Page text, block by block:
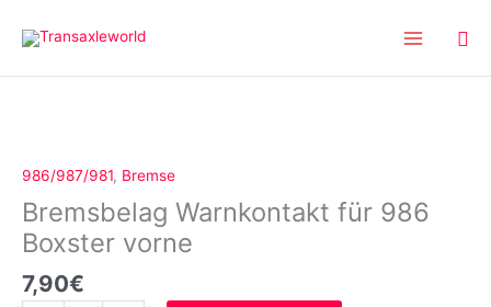
Inhalt
986/987/981, Bremse
Bremsbelag Warnkontakt für 986
Boxster vorne
7,90€
986
Boxster
vorne
Menge